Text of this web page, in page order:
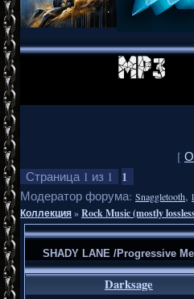
[
Страница 1 из 1 1
Модератор форума: Snaggletooth,
Коллекция»Rock Music (mostly
SHADY LANE /Progressive
Darksage